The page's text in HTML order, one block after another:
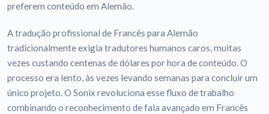
preferem conteúdo em Alemão.
A tradução profissional de Francês para Alemão
tradicionalmente exigia tradutores humanos caros, muitas
vezes custando centenas de dólares por hora de conteúdo. O
processo era lento, às vezes levando semanas para concluir um
único projeto. O Sonix revoluciona esse fluxo de trabalho
combinando o reconhecimento de fala avançado em Francês